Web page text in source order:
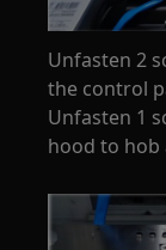
Unfasten 2
the control
Unfasten 1
hood to hob